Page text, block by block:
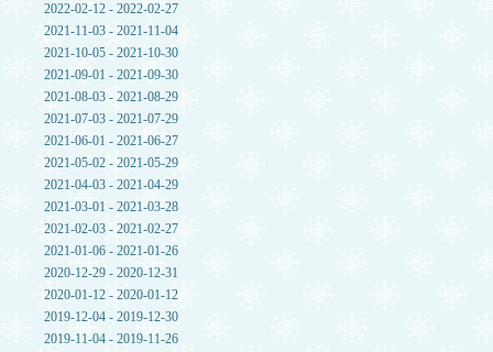
2022-02-12 - 2022-02-27
2021-11-03 - 2021-11-04
2021-10-05 - 2021-10-30
2021-09-01 - 2021-09-30
2021-08-03 - 2021-08-29
2021-07-03 - 2021-07-29
2021-06-01 - 2021-06-27
2021-05-02 - 2021-05-29
2021-04-03 - 2021-04-29
2021-03-01 - 2021-03-28
2021-02-03 - 2021-02-27
2021-01-06 - 2021-01-26
2020-12-29 - 2020-12-31
2020-01-12 - 2020-01-12
2019-12-04 - 2019-12-30
2019-11-04 - 2019-11-26